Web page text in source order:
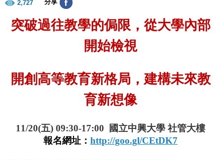
2,727 分享
突破過往教學的侷限，從大學內部
開始檢視
開創高等教育新格局，建構未來教
育新想像
11/20(五) 09:30-17:00
國立中興大學 社管大樓
報名網址： http://goo.gl/CEtDK7